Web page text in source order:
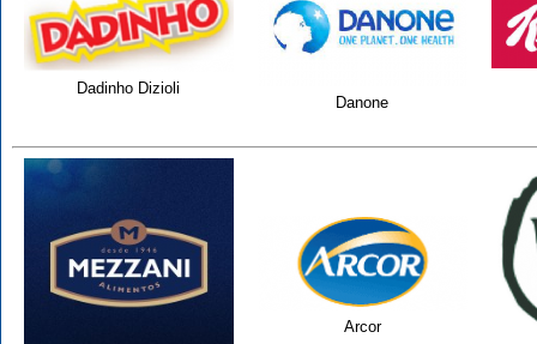
Dadinho Dizioli
Danone
Arcor